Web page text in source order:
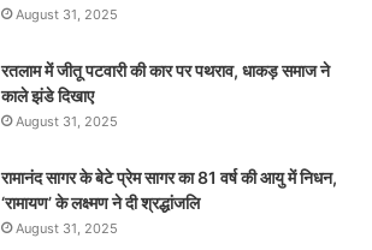
August 31, 2025
रतलाम में जीतू पटवारी की कार पर पथराव, धाकड़ समाज ने
काले झंडे दिखाए
August 31, 2025
रामानंद सागर के बेटे प्रेम सागर का 81 वर्ष की आयु में निधन,
‘रामायण’ के लक्ष्मण ने दी श्रद्धांजलि
August 31, 2025